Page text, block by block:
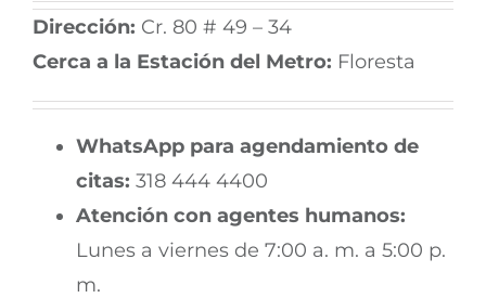
Trabaja con nosotros
Laboratorio
Ayudas Diagnósticas
Consulta médica especializada
Procedimientos menores
Av. Oriental
Centro
Spazio
Blog
Dirección: Cr. 80 # 49 – 34
Cerca a la Estación del Metro: Floresta
WhatsApp para agendamiento de
citas: 318 444 4400
Atención con agentes humanos:
Lunes a viernes de 7:00 a. m. a 5:00 p.
m.